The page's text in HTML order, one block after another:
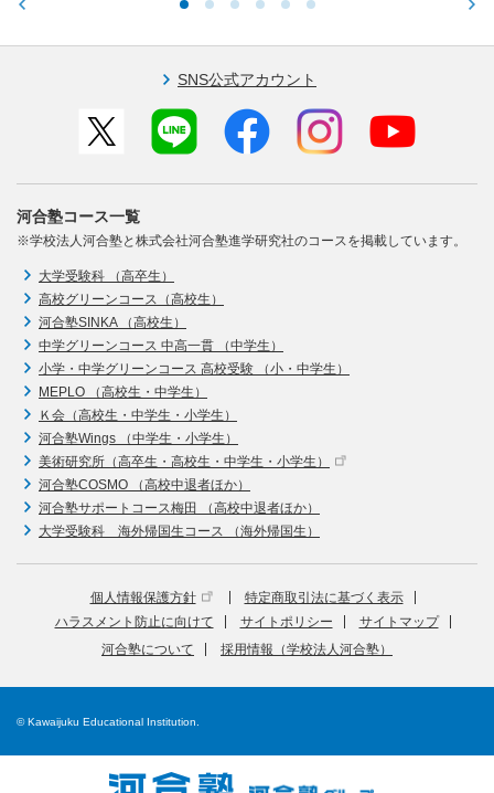
SNS公式アカウント
河合塾コース一覧
※学校法人河合塾と株式会社河合塾進学研究社のコースを掲載しています。
大学受験科 （高卒生）
高校グリーンコース（高校生）
河合塾SINKA （高校生）
中学グリーンコース 中高一貫 （中学生）
小学・中学グリーンコース 高校受験 （小・中学生）
MEPLO （高校生・中学生）
Ｋ会（高校生・中学生・小学生）
河合塾Wings （中学生・小学生）
美術研究所（高卒生・高校生・中学生・小学生）
河合塾COSMO （高校中退者ほか）
河合塾サポートコース梅田 （高校中退者ほか）
大学受験科 海外帰国生コース （海外帰国生）
個人情報保護方針
特定商取引法に基づく表示
ハラスメント防止に向けて
サイトポリシー
サイトマップ
河合塾について
採用情報（学校法人河合塾）
© Kawaijuku Educational Institution.